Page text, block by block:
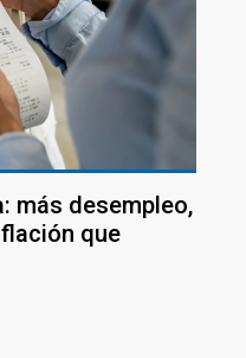
más desempleo,
que